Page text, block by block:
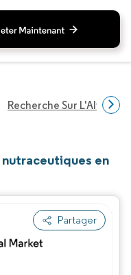
Recherche Sur
en
Partager